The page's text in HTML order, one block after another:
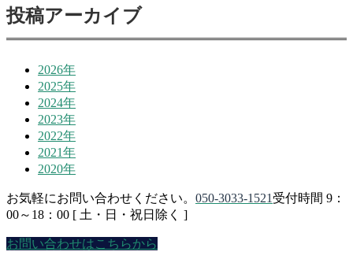
投稿アーカイブ
2026年
2025年
2024年
2023年
2022年
2021年
2020年
お気軽にお問い合わせください。 050-3033-1521受付時間 9：
00～18：00 [ 土・日・祝日除く ]
お問い合わせはこちらから